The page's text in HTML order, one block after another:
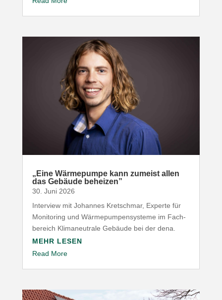
„ Eine Wärme­pumpe kann zumeist allen
das Gebäude beheizen”
30. Juni 2026
Interview mit Johannes Kret­schmar, Experte für
Moni­toring und Wärme­pum­pen­systeme im Fach­
be­reich Klima­neu­trale Gebäude bei der dena.
MEHR LESEN
Read More